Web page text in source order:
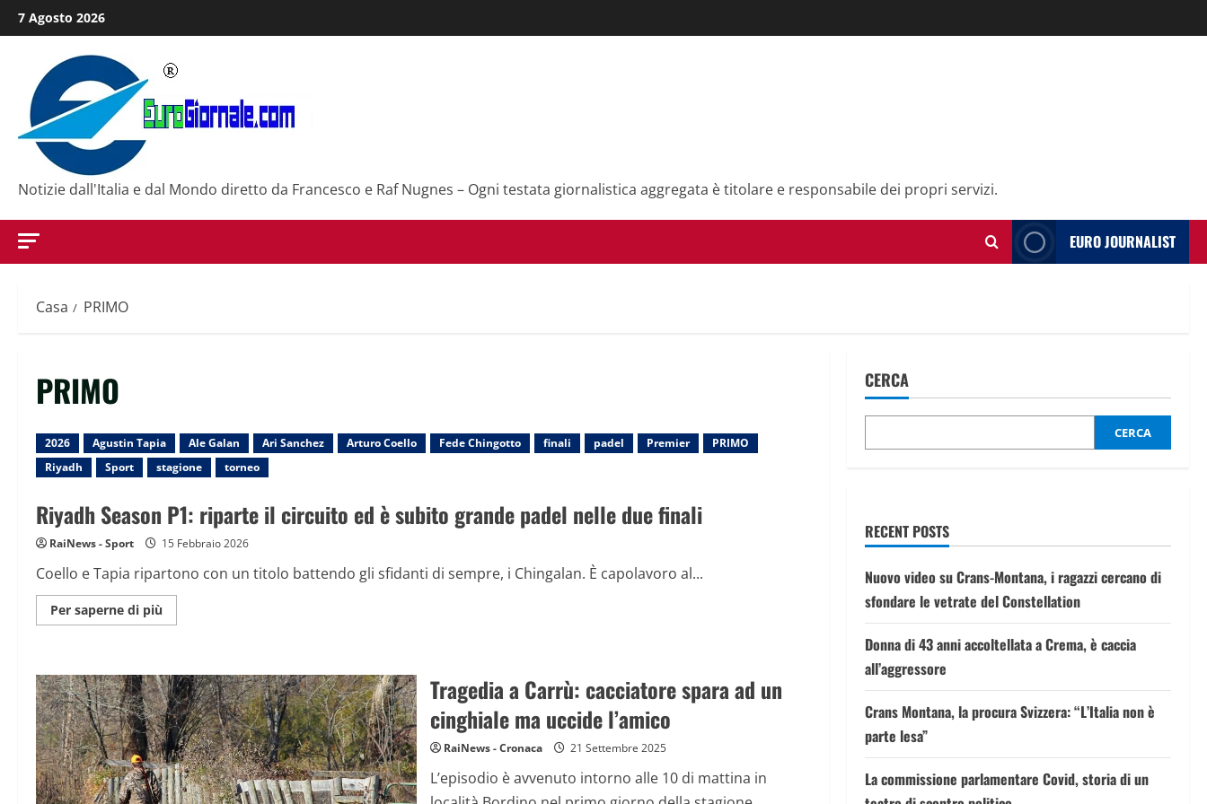
Salta
al
contenuto
7 Agosto 2026
Notizie dall'Italia e dal Mondo diretto da Francesco e Raf Nugnes – Ogni testata giornalistica aggregata è titolare e responsabile dei propri servizi.
EURO JOURNALIST
Casa PRIMO
PRIMO
2026 Agustin Tapia Ale Galan Ari Sanchez Arturo Coello Fede Chingotto finali padel Premier
PRIMO
Riyadh
Sport stagione torneo
Riyadh Season P1: riparte il circuito ed è subito grande padel nelle due finali
RaiNews - Sport 15 Febbraio 2026
Coello e Tapia ripartono con un titolo battendo gli sfidanti di sempre, i Chingalan. È capolavoro al...
Per saperne di più
informazioni
P1:
riparte
il
circuito
ed
è
subito
grande
padel
nelle
due
Tragedia a Carrù: cacciatore spara ad un
cinghiale ma uccide l’amico
RaiNews - Cronaca 21 Settembre 2025
L’episodio è avvenuto intorno alle 10 di mattina in
CERCA
CERCA
RECENT POSTS
Nuovo video su Crans-Montana, i ragazzi cercano di
sfondare le vetrate del Constellation
Donna di 43 anni accoltellata a Crema, è caccia
all’aggressore
Crans Montana, la procura Svizzera: “L’Italia non è
parte lesa”
La commissione parlamentare Covid, storia di un